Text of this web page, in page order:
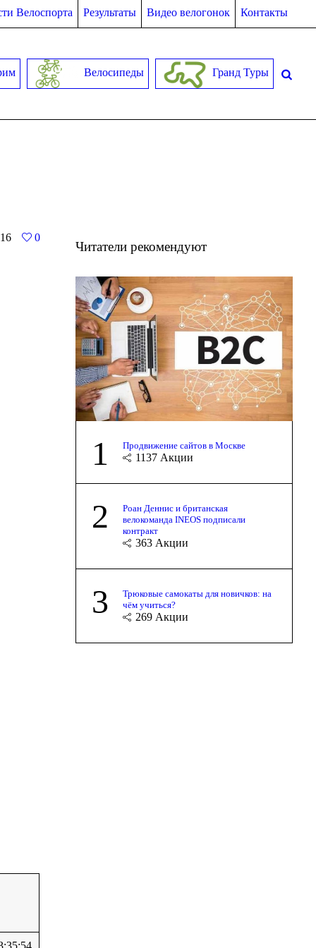
Велоспорта Результаты Видео велогонок Контакты
Велосипеды Гранд Туры
16
0
Читатели рекомендуют
1 Продвижение сайтов в Москве
1137 Акции
2
Роан Деннис и британская
велокоманда INEOS подписали
контракт
363 Акции
3
Трюковые самокаты для новичков: на
чём учиться?
269 Акции